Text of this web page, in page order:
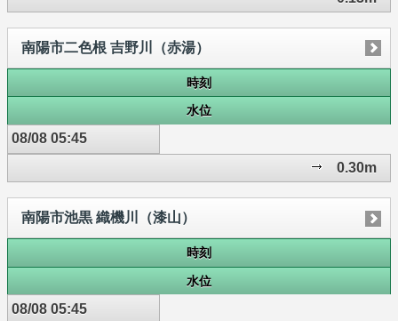
南陽市二色根 吉野川（赤湯）
時刻
水位
08/08 05:45
0.30m
南陽市池黒 織機川（漆山）
時刻
水位
08/08 05:45